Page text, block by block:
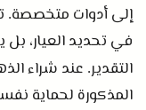
إلى أدوات متخصصة.
في تحديد العيار،
التقدير. عند شراء
المذكورة لحماية